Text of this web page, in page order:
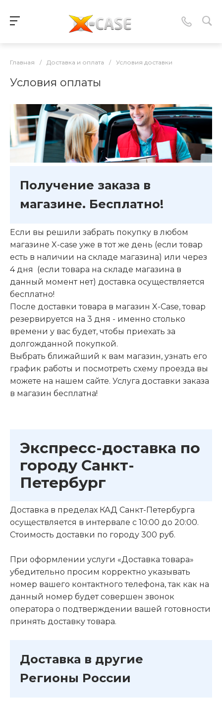
Главная / Доставка и оплата / Условия доставки
Условия оплаты
Получение заказа в
магазине. Бесплатно!
Если вы решили забрать покупку в любом
магазине X-case уже в тот же день (если товар
есть в наличии на складе магазина) или через
4 дня (если товара на складе магазина в
данный момент нет) доставка осуществляется
бесплатно!
После доставки товара в магазин X-Case, товар
резервируется на 3 дня - именно столько
времени у вас будет, чтобы приехать за
долгожданной покупкой.
Выбрать ближайший к вам магазин, узнать его
график работы и посмотреть схему проезда вы
можете на нашем сайте. Услуга доставки заказа
в магазин бесплатна!
Экспресс-доставка по
городу Санкт-
Петербург
Доставка в пределах КАД Санкт-Петербурга
осуществляется в интервале c 10:00 до 20:00.
Стоимость доставки по городу 300 руб.
При оформлении услуги «Доставка товара»
убедительно просим корректно указывать
номер вашего контактного телефона, так как на
данный номер будет совершен звонок
оператора о подтверждении вашей готовности
принять доставку товара.
Доставка в другие
Регионы России